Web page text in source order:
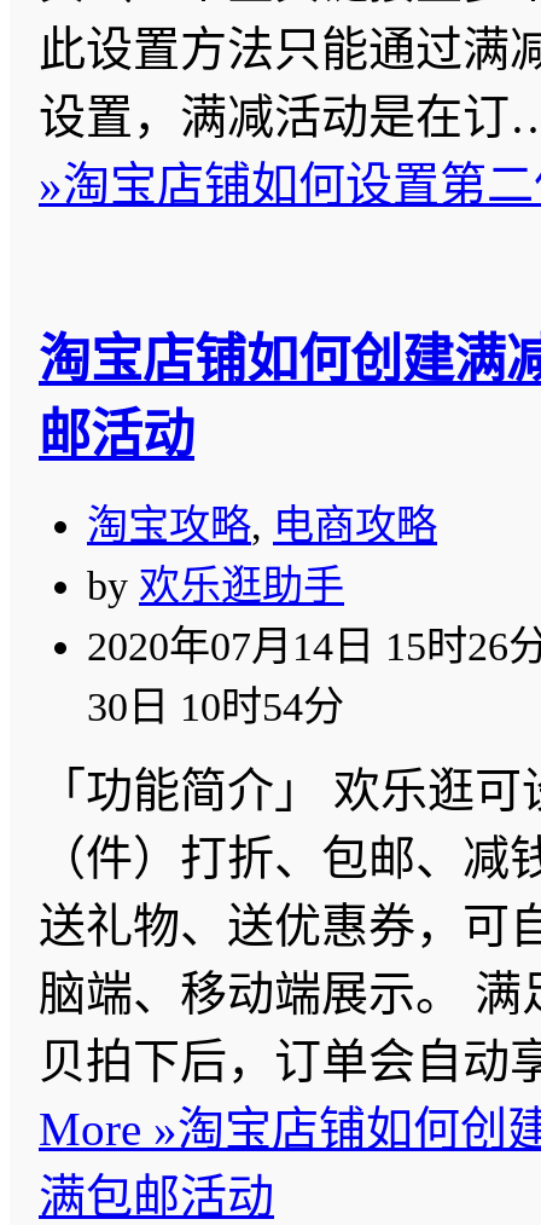
此设置方法只能通过满
设置，满减活动是在
»淘宝店铺如何设置第
淘宝店铺如何创建满
邮活动
淘宝攻略, 电商攻略
by 欢乐逛助手
2020年07月14日 15时26
30日 10时54分
「功能简介」 欢乐逛
（件）打折、包邮、减
送礼物、送优惠券，可
脑端、移动端展示。 满
贝拍下后，订单会自
More »淘宝店铺如何创
满包邮活动